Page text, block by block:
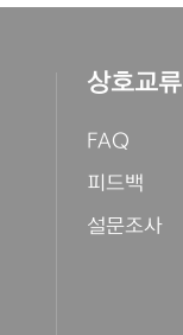
상호교류
FAQ
피드백
설문조사